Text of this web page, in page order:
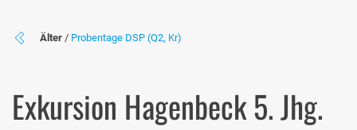
Älter / Probentage DSP (Q2, Kr)
Exkursion Hagenbeck 5. Jhg.